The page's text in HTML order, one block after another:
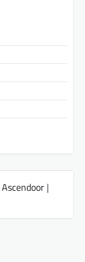
Ascendoor |